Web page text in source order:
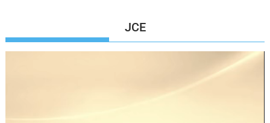
JCE